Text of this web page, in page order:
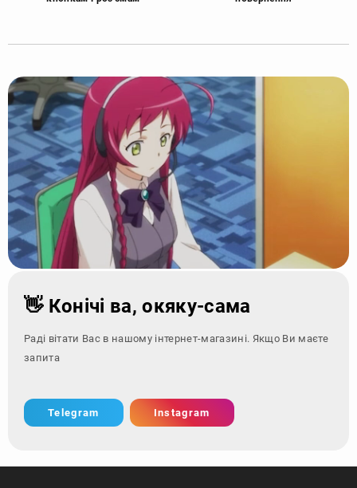
👋 Конічі ва, окяку-сама
Раді вітати Вас в нашому інтернет-магазині. Якщо Ви маєте
запитання - зверн
Telegram Instagram